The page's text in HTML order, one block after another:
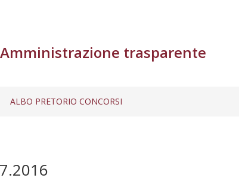
Amministrazione trasparente
ALBO PRETORIO CONCORSI